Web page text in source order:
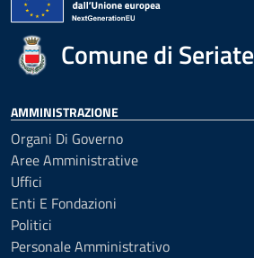
Comune di Seriate
AMMINISTRAZIONE
Organi Di Governo
Aree Amministrative
Uffici
Enti E Fondazioni
Politici
Personale Amministrativo